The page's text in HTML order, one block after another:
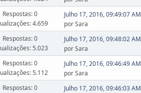
Respostas: 0
4.659
Julho 17, 2016, 09:49:07 AM
por Sara
Respostas: 0
5.023
Julho 17, 2016, 09:48:02 AM
por Sara
Respostas: 0
5.112
Julho 17, 2016, 09:46:49 AM
por Sara
Respostas: 0
Julho 17, 2016, 09:46:03 AM